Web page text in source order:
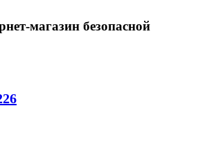
магазин безопасной